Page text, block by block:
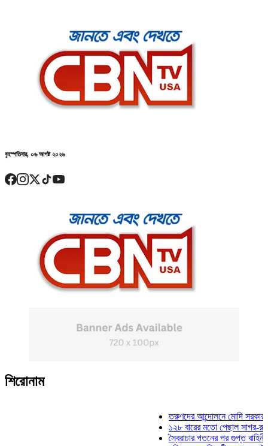
বৃহস্পতিবার, ০৬ আগষ্ট ২০২৬
শিরোনাম
তরুণদের আন্দোলনে মোদি সরকার দুর্বল
১২৮ বারের মতো পেছাল সাগর-রুনি
স্বৈরাচার পতনের পর গুপ্ত বাহিনীর